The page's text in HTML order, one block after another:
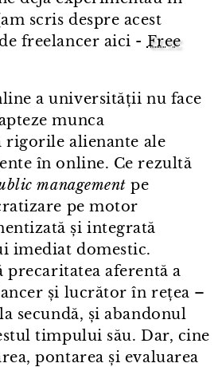
scris despre acest
freelancer aici - Free
a universității nu face
munca
alienante ale
în online. Ce rezultă
management pe
pe motor
și integrată
imediat domestic.
precaritatea aferentă a
și lucrător în rețea –
secundă, și abandonul
timpului său. Dar, cine
pontarea și evaluarea